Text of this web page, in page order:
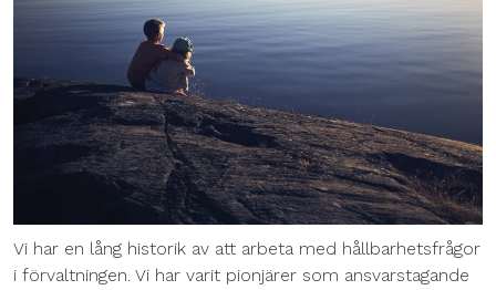
Vi har en lång historik av att arbeta med hållbarhetsfrågor
i förvaltningen. Vi har varit pionjärer som ansvarstagande